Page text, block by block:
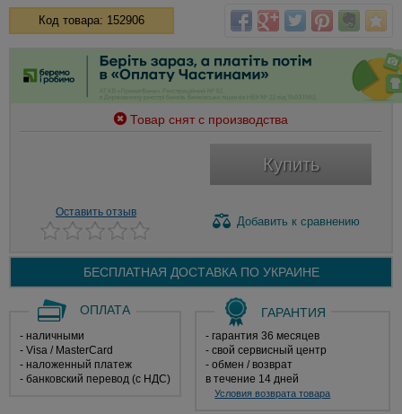
Код товара: 152906
Товар снят с производства
Купить
Оставить отзыв
Добавить к сравнению
БЕСПЛАТНАЯ ДОСТАВКА ПО УКРАИНЕ
ОПЛАТА
- наличными
- Visa / MasterCard
- наложенный платеж
- банковский перевод (с НДС)
ГАРАНТИЯ
- гарантия 36 месяцев
- свой сервисный центр
- обмен / возврат
в течение 14 дней
Условия возврата товара